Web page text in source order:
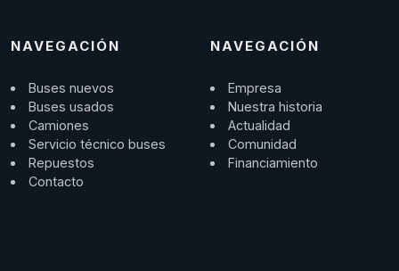
NAVEGACIÓN
Buses nuevos
Buses usados
Camiones
Servicio técnico buses
Repuestos
Contacto
NAVEGACIÓN
Empresa
Nuestra historia
Actualidad
Comunidad
Financiamiento